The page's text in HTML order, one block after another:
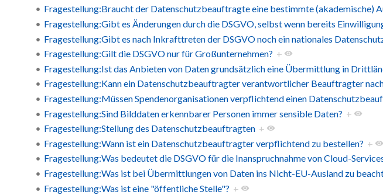
Fragestellung:Braucht der Datenschutzbeauftragte eine bestimmte (akademische)
Fragestellung:Gibt es Änderungen durch die DSGVO, selbst wenn bereits
Fragestellung:Gibt es nach Inkrafttreten der DSGVO noch ein nationales
Fragestellung:Gilt die DSGVO nur für Großunternehmen? +
Fragestellung:Ist das Anbieten von Daten grundsätzlich eine Übermittlung in
Fragestellung:Kann ein Datenschutzbeauftragter verantwortlicher Beauftragter nach
Fragestellung:Müssen Spendenorganisationen verpflichtend einen
Fragestellung:Sind Bilddaten erkennbarer Personen immer sensible Daten? +
Fragestellung:Stellung des Datenschutzbeauftragten +
Fragestellung:Wann ist ein Datenschutzbeauftragter verpflichtend zu bestellen? +
Fragestellung:Was bedeutet die DSGVO für die Inanspruchnahme von Cloud-
Fragestellung:Was ist bei Übermittlungen von Daten ins Nicht-EU-Ausland zu
Fragestellung:Was ist eine "öffentliche Stelle"? +